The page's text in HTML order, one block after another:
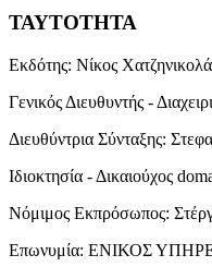
ΤΑΥΤΟΤΗΤΑ
Εκδότης: Νίκος
Γενικός Διευθυντής -
Διευθύντρια Σύνταξης:
Ιδιοκτησία - Δικαιούχος
Νόμιμος Εκπρόσωπος:
Επωνυμία: ΕΝΙΚΟΣ